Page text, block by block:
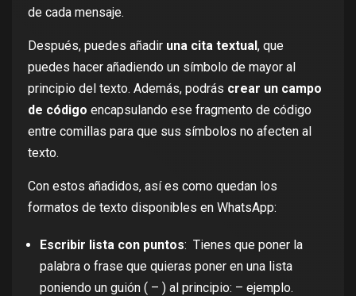
de cada mensaje.
Después, puedes añadir una cita textual, que
puedes hacer añadiendo un símbolo de mayor al
principio del texto. Además, podrás crear un campo
de código encapsulando ese fragmento de código
entre comillas para que sus símbolos no afecten al
texto.
Con estos añadidos, así es como quedan los
formatos de texto disponibles en WhatsApp:
Escribir lista con puntos: Tienes que poner la
palabra o frase que quieras poner en una lista
poniendo un guión ( – ) al principio: – ejemplo.